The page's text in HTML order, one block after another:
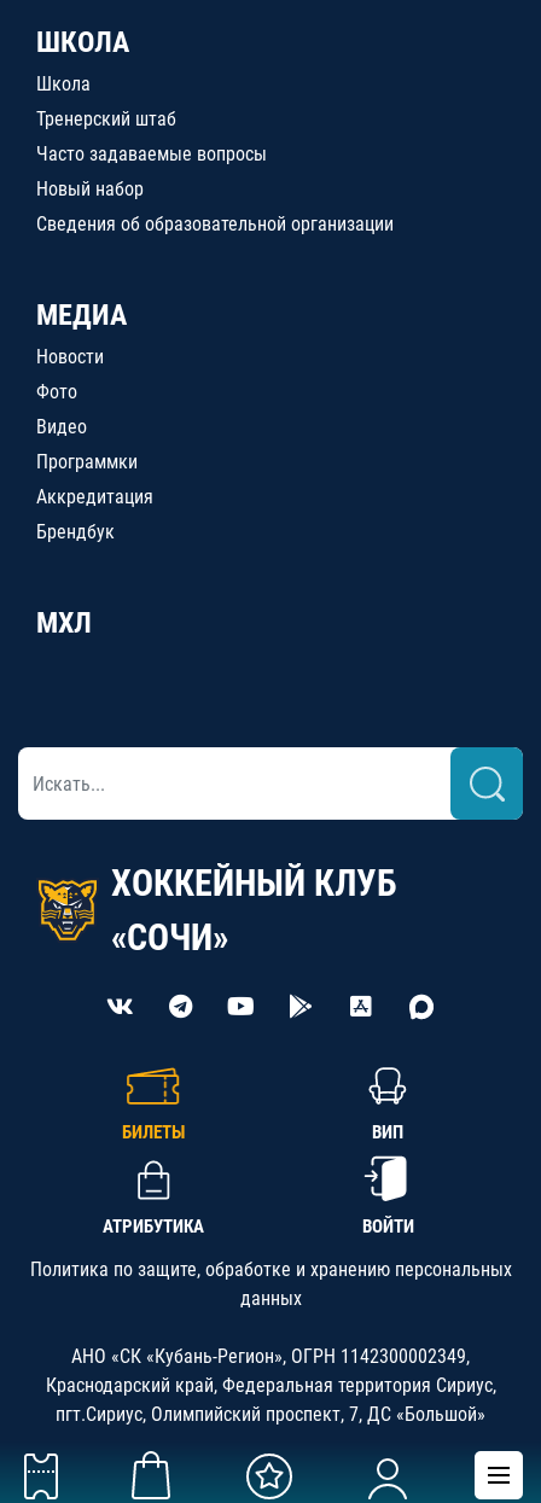
ШКОЛА
Школа
Тренерский штаб
Часто задаваемые вопросы
Новый набор
Сведения об образовательной организации
МЕДИА
Новости
Фото
Видео
Программки
Аккредитация
Брендбук
МХЛ
ХОККЕЙНЫЙ КЛУБ
«СОЧИ»
БИЛЕТЫ ВИП
АТРИБУТИКА ВОЙТИ
Политика по защите, обработке и хранению персональных
данных
АНО «СК «Кубань-Регион», ОГРН 1142300002349,
Краснодарский край, Федеральная территория Сириус,
пгт.Сириус, Олимпийский проспект, 7, ДС «Большой»